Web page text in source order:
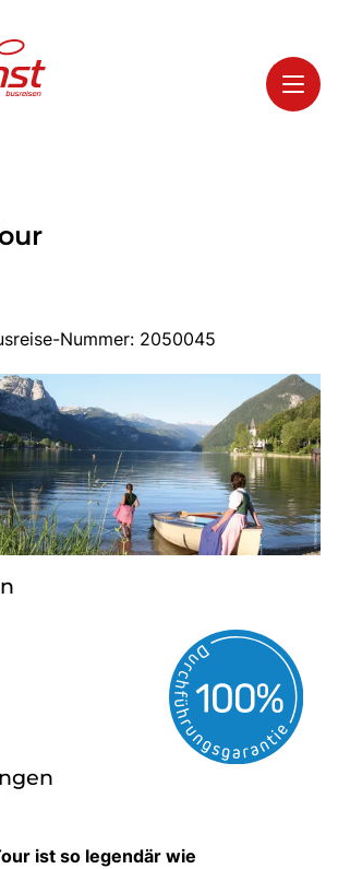
Nummer: 2050045
ist so legendär wie